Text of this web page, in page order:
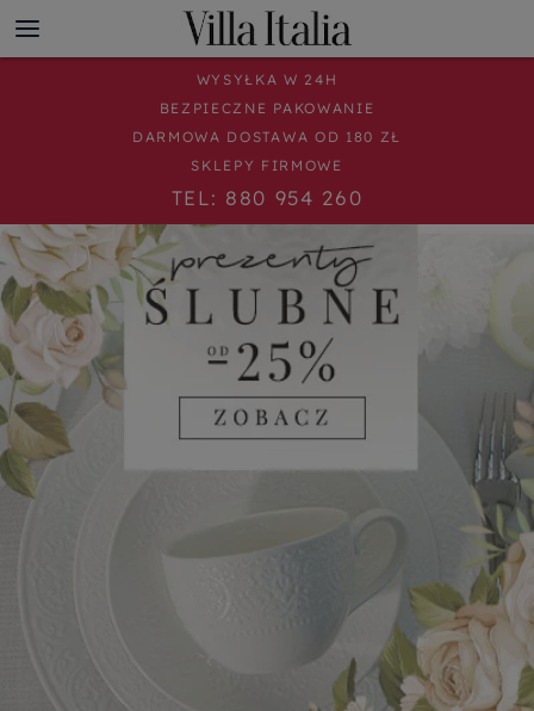
WYSYŁKA W 24H
BEZPIECZNE PAKOWANIE
DARMOWA DOSTAWA OD 180 ZŁ
SKLEPY FIRMOWE
TEL: 880 954 260